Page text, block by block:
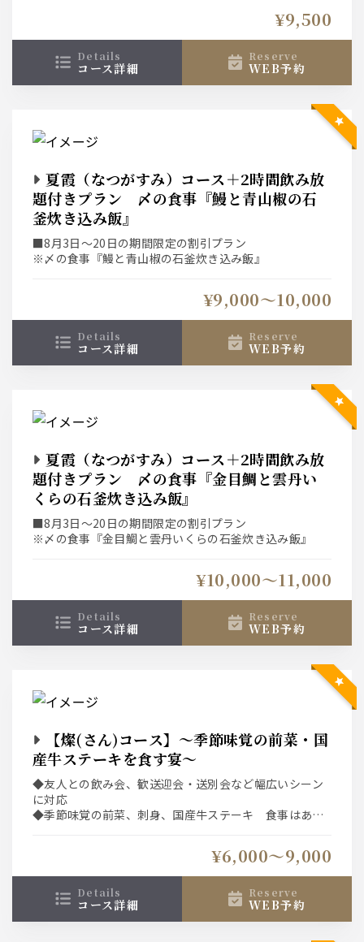
ース)での空席を表示している為、表示された席以外をご
希望の場合は直接、お店へご連絡下さい。
¥9,500
details
コース詳細
reserve
WEB予約
夏霞（なつがすみ）コース＋2時間飲み放
題付きプラン 〆の食事『鰻と青山椒の石
釜炊き込み飯』
■8月3日～20日の期間限定の割引プラン
※〆の食事『鰻と青山椒の石釜炊き込み飯』
¥9,000〜10,000
details
コース詳細
reserve
WEB予約
夏霞（なつがすみ）コース＋2時間飲み放
題付きプラン 〆の食事『金目鯛と雲丹い
くらの石釜炊き込み飯』
■8月3日～20日の期間限定の割引プラン
※〆の食事『金目鯛と雲丹いくらの石釜炊き込み飯』
¥10,000〜11,000
details
コース詳細
reserve
WEB予約
【燦(さん)コース】～季節味覚の前菜・国
産牛ステーキを食す宴～
◆友人との飲み会、歓送迎会・送別会など幅広いシーン
に対応
◆季節味覚の前菜、刺身、国産牛ステーキ 食事はあっ
ース)での空席を表示している為、表示された席以外をご
希望の場合は直接、お店へご連絡下さい。
¥6,000〜9,000
details
コース詳細
reserve
WEB予約